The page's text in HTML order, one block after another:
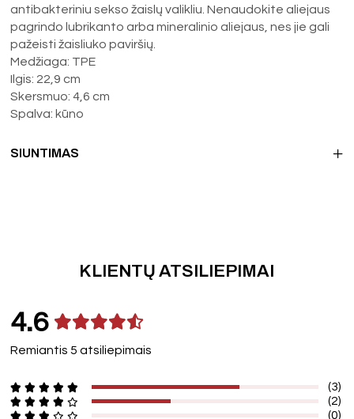
antibakteriniu sekso žaislų valikliu. Nenaudokite aliejaus
pagrindo lubrikanto arba mineralinio aliejaus, nes jie gali
pažeisti žaisliuko paviršių.
Medžiaga: TPE
Ilgis: 22,9 cm
Skersmuo: 4,6 cm
Spalva: kūno
SIUNTIMAS
KLIENTŲ ATSILIEPIMAI
4.6
Remiantis 5 atsiliepimais
(3)
(2)
(0)